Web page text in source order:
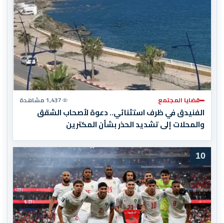
قضايا المجتمع 1,437 مشاهدة
الفنيدق في ظرف استثنائي.. دعوة لأصحاب الشقق
والمحلات إلى تشديد الحذر بشأن المكترين
10